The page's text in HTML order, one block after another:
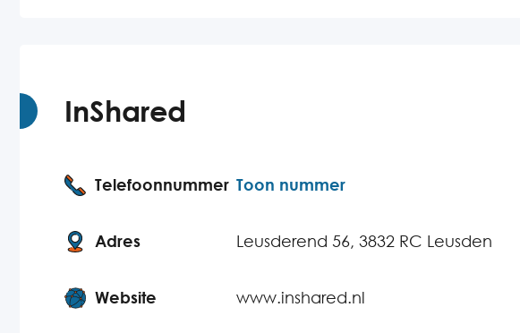
InShared
Telefoonnummer Toon nummer
Adres Leusderend 56, 3832 RC Leusden
Website www.inshared.nl